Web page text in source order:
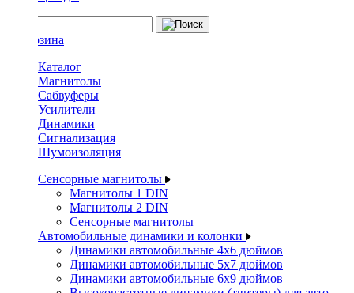
Каталог
Магнитолы
Сабвуферы
Усилители
Динамики
Сигнализация
Шумоизоляция
Сенсорные магнитолы
Магнитолы 1 DIN
Магнитолы 2 DIN
Сенсорные магнитолы
Автомобильные динамики и колонки
Динамики автомобильные 4x6 дюймов
Динамики автомобильные 5x7 дюймов
Динамики автомобильные 6x9 дюймов